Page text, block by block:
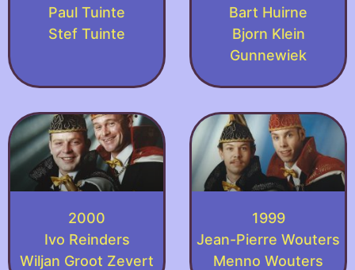
Paul Tuinte
Stef Tuinte
Bart Huirne
Bjorn Klein
Gunnewiek
2000
Ivo Reinders
Wiljan Groot Zevert
1999
Jean-Pierre Wouters
Menno Wouters